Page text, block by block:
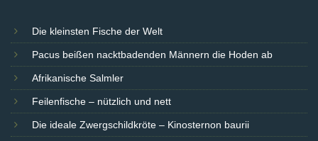
Die kleinsten Fische der Welt
Pacus beißen nacktbadenden Männern die Hoden ab
Afrikanische Salmler
Feilenfische – nützlich und nett
Die ideale Zwergschildkröte – Kinosternon baurii